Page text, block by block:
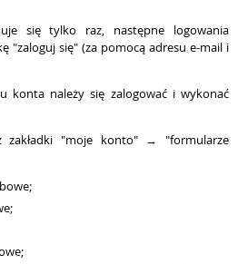
się tylko raz, następne logowania
"zaloguj się" (za pomocą adresu e-mail i
konta należy się zalogować i wykonać
zakładki "moje konto" → "formularze